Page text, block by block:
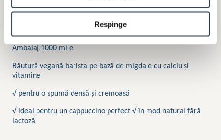
Respinge
Format:
Ambalaj 1000 ml e
Băutură vegană barista pe bază de migdale cu calciu și
vitamine
√ pentru o spumă densă și cremoasă
√ ideal pentru un cappuccino perfect √ în mod natural fără
lactoză